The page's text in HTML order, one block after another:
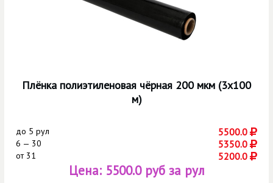
Плёнка полиэтиленовая чёрная 200 мкм (3х100
м)
до 5 рул 5500.0
6 — 30 5350.0
от31 5200.0
Цена: 5500.0 руб за рул